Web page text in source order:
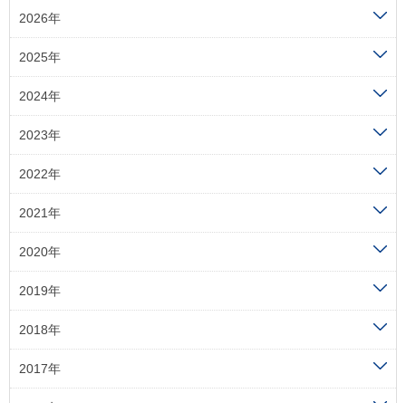
2026年
2025年
2024年
2023年
2022年
2021年
2020年
2019年
2018年
2017年